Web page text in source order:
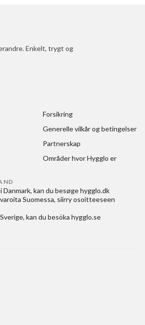
Enkelt, trygt og
Forsikring
Generelle vilkår og betingelser
Partnerskap
Områder hvor Hygglo er
Danmark, kan du besøgehygglo.dk
Suomessa, siirry osoitteeseen
, kan du besöka hygglo.se